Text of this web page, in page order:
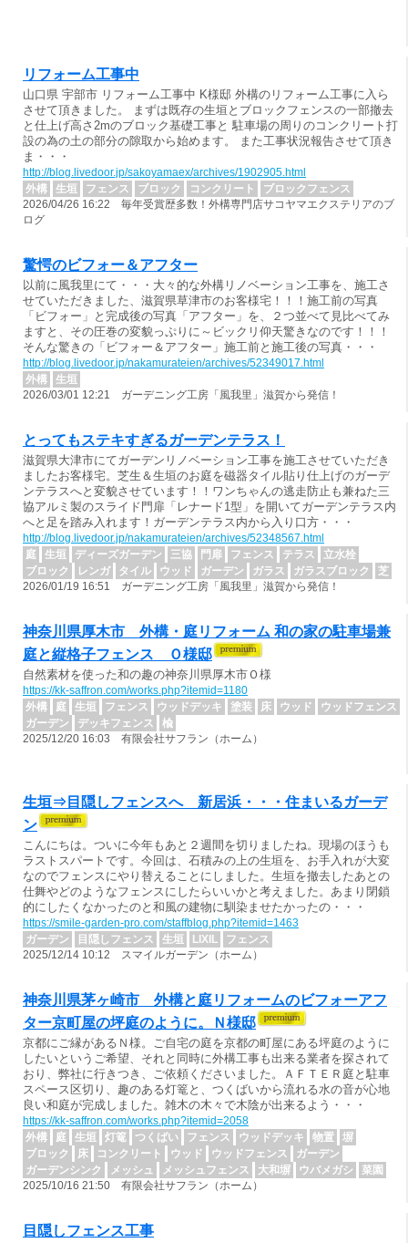
リフォーム工事中
山口県 宇部市 リフォーム工事中 K様邸 外構のリフォーム工事に入ら
させて頂きました。 まずは既存の生垣とブロックフェンスの一部撤去
と仕上げ高さ2mのブロック基礎工事と 駐車場の周りのコンクリート打
設の為の土の部分の隙取から始めます。 また工事状況報告させて頂き
ま・・・
http://blog.livedoor.jp/sakoyamaex/archives/1902905.html
外構
生垣 フェンス ブロック コンクリート
ブロックフェンス
2026/04/26 16:22 毎年受賞歴多数！外構専門店サコヤマエクステリアのブ
ログ
驚愕のビフォー＆アフター
以前に風我里にて・・・大々的な外構リノベーション工事を、施工さ
せていただきました、滋賀県草津市のお客様宅！！！施工前の写真
「ビフォー」と完成後の写真「アフター」を、２つ並べて見比べてみ
ますと、その圧巻の変貌っぷりに～ビックリ仰天驚きなのです！！！
そんな驚きの「ビフォー＆アフター」施工前と施工後の写真・・・
http://blog.livedoor.jp/nakamurateien/archives/52349017.html
外構
生垣
2026/03/01 12:21 ガーデニング工房「風我里」滋賀から発信！
とってもステキすぎるガーデンテラス！
滋賀県大津市にてガーデンリノベーション工事を施工させていただき
ましたお客様宅。芝生＆生垣のお庭を磁器タイル貼り仕上げのガーデ
ンテラスへと変貌させています！！ワンちゃんの逃走防止も兼ねた三
協アルミ製のスライド門扉「レナード1型」を開いてガーデンテラス内
へと足を踏み入れます！ガーデンテラス内から入り口方・・・
http://blog.livedoor.jp/nakamurateien/archives/52348567.html
庭
生垣 ディーズガーデン 三協 門扉 フェンス テラス
立水栓
ブロック
レンガ タイル ウッド ガーデン ガラス ガラスブロック
芝
2026/01/19 16:51 ガーデニング工房「風我里」滋賀から発信！
神奈川県厚木市 外構・庭リフォーム 和の家の駐車場兼
庭と縦格子フェンス Ｏ様邸
自然素材を使った和の趣の神奈川県厚木市Ｏ様
https://kk-saffron.com/works.php?itemid=1180
外構
庭 生垣 フェンス ウッドデッキ 塗装 床 ウッド
ウッドフェンス
ガーデン
デッキフェンス
楡
2025/12/20 16:03 有限会社サフラン（ホーム）
生垣⇒目隠しフェンスへ 新居浜・・・住まいるガーデ
ン
こんにちは。ついに今年もあと２週間を切りましたね。現場のほうも
ラストスパートです。今回は、石積みの上の生垣を、お手入れが大変
なのでフェンスにやり替えることにしました。生垣を撤去したあとの
仕舞やどのようなフェンスにしたらいいかと考えました。あまり閉鎖
的にしたくなかったのと和風の建物に馴染ませたかったの・・・
https://smile-garden-pro.com/staffblog.php?itemid=1463
ガーデン
目隠しフェンス 生垣 LIXIL
フェンス
2025/12/14 10:12 スマイルガーデン（ホーム）
神奈川県茅ヶ崎市 外構と庭リフォームのビフォーアフ
ター京町屋の坪庭のように。Ｎ様邸
京都にご縁があるＮ様。ご自宅の庭を京都の町屋にある坪庭のように
したいというご希望、それと同時に外構工事も出来る業者を探されて
おり、弊社に行きつき、ご依頼くださいました。ＡＦＴＥＲ庭と駐車
スペース区切り、趣のある灯篭と、つくばいから流れる水の音が心地
良い和庭が完成しました。雑木の木々で木陰が出来るよう・・・
https://kk-saffron.com/works.php?itemid=2058
外構
庭 生垣 灯篭 つくばい フェンス ウッドデッキ 物置
塀
ブロック
床 コンクリート ウッド ウッドフェンス
ガーデン
ガーデンシンク
メッシュ メッシュフェンス 大和塀 ウバメガシ
菜園
2025/10/16 21:50 有限会社サフラン（ホーム）
目隠しフェンス工事